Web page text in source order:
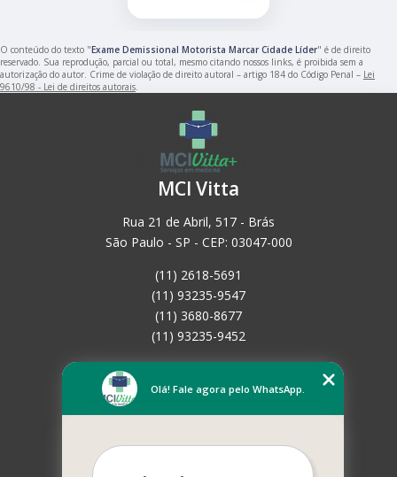
O conteúdo do texto "Exame Demissional Motorista Marcar Cidade Líder" é de direito
reservado. Sua reprodução, parcial ou total, mesmo citando nossos links, é proibida sem a
autorização do autor. Crime de violação de direito autoral – artigo 184 do Código Penal – Lei
9610/98 - Lei de direitos autorais.
MCI Vitta
Rua 21 de Abril, 517 - Brás
São Paulo - SP - CEP: 03047-000
(11) 2618-5691
(11) 93235-9547
(11) 3680-8677
(11) 93235-9452
Empresa
Contato
Olá! Fale agora pelo WhatsApp.